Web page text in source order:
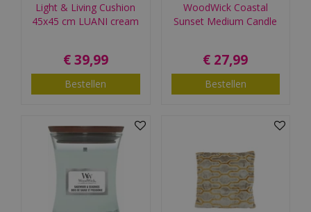
Light & Living Cushion
45x45 cm LUANI cream
€ 39,99
Bestellen
WoodWick Coastal
Sunset Medium Candle
€ 27,99
Bestellen